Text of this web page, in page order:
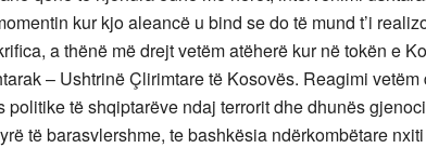
kur kjo aleancë u bind se do të mund t’i
a thënë më drejt vetëm atëherë kur në tokën e
– Ushtrinë Çlirimtare të Kosovës. Reagimi vetëm
politike të shqiptarëve ndaj terrorit dhe dhunës
të barasvlershme, te bashkësia ndërkombëtare